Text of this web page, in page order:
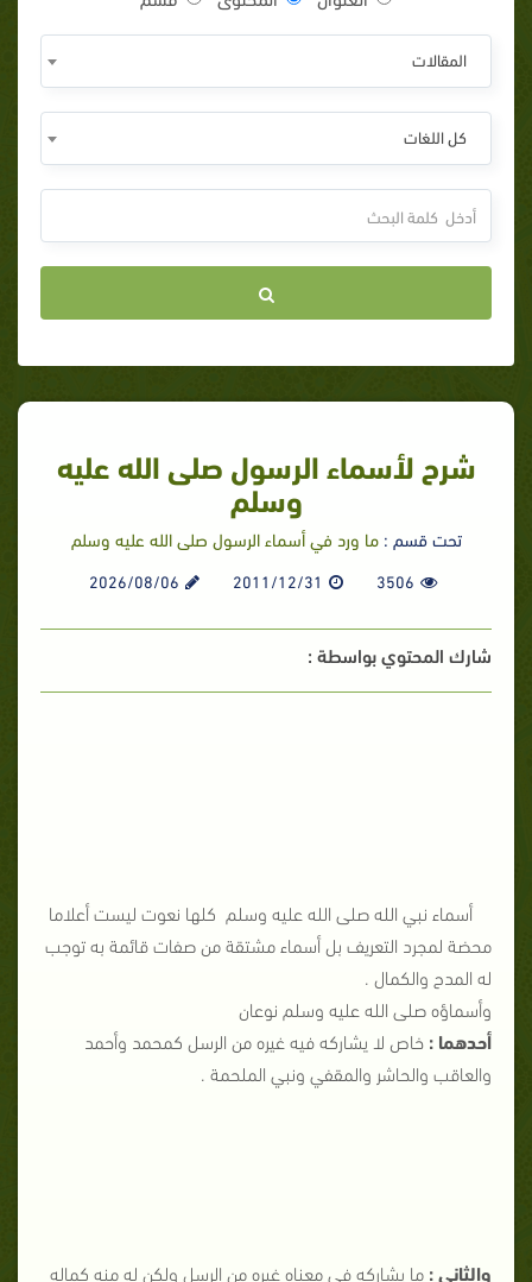
المقالات
كل اللغات
شرح لأسماء الرسول صلى الله عليه
وسلم
تحت قسم :ما ورد في أسماء الرسول صلى الله عليه وسلم
3506
2011/12/31
2026/08/06
شارك المحتوي بواسطة :
أسماء نبي الله صلى الله عليه وسلم كلها نعوت ليست أعلاما
محضة لمجرد التعريف بل أسماء مشتقة من صفات قائمة به توجب
له المدح والكمال .
وأسماؤه صلى الله عليه وسلم نوعان
أحدهما : خاص لا يشاركه فيه غيره من الرسل كمحمد وأحمد
والعاقب والحاشر والمقفي ونبي الملحمة .
والثاني : ما يشاركه في معناه غيره من الرسل ولكن له منه كماله